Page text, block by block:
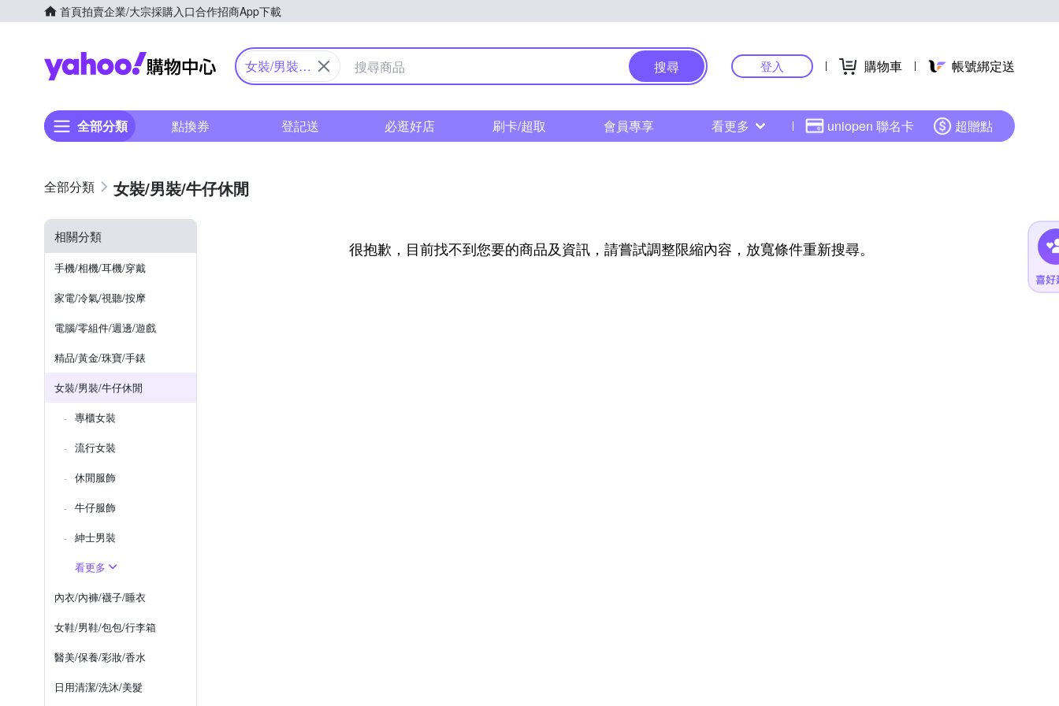
首頁拍賣企業/大宗採購入口合作招商App下載
Yahoo購物中心
女裝/男裝/
搜尋 登入 購物車 帳號綁定送
全部分類 點換券 登記送 必逛好店 刷卡/超取 會員專享 看更多 uniopen 聯名卡 超贈點
女裝/男裝/牛仔休閒
相關分類
手機/相機/耳機/穿戴
家電/冷氣/視聽/按摩
電腦/零組件/週邊/遊戲
精品/黃金/珠寶/手錶
女裝/男裝/牛仔休閒
專櫃女裝
流行女裝
休閒服飾
牛仔服飾
紳士​男裝
看更多
內衣/內褲/襪子/睡衣
女鞋/男鞋/包包/行李箱
醫美/保養/彩妝/香水
日用清潔/洗沐/美髮
很抱歉，目前找不到您要的商品及資訊，請嘗試調整限縮內容，放寬條件重新搜尋。